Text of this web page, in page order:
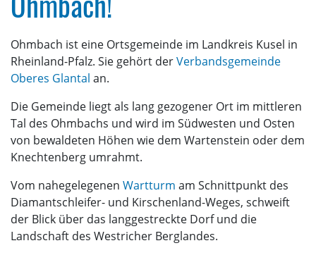
Ohmbach ist eine Ortsgemeinde im Landkreis Kusel in
Rheinland-Pfalz. Sie gehört derVerbandsgemeinde
Oberes Glantal an.
Die Gemeinde liegt als lang gezogener Ort im mittleren
Tal des Ohmbachs und wird im Südwesten und Osten
von bewaldeten Höhen wie dem Wartenstein oder dem
Knechtenberg umrahmt.
Vom nahegelegenen Wartturm am Schnittpunkt des
Diamantschleifer- und Kirschenland-Weges, schweift
der Blick über das langgestreckte Dorf und die
Landschaft des Westricher Berglandes.